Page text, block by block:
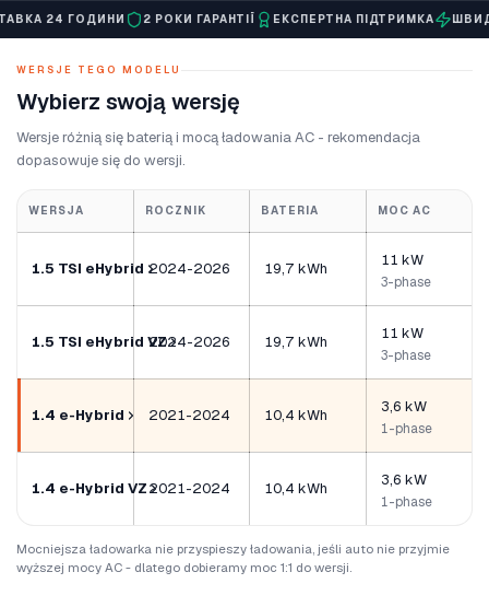
24 ГОДИНИ 2 РОКИ ГАРАНТІЇ ЕКСПЕРТНА ПІДТРИМКА ШВИДКА
WERSJE TEGO MODELU
Wybierz swoją wersję
Wersje różnią się baterią i mocą ładowania AC - rekomendacja
dopasowuje się do wersji.
WERSJA ROCZNIK BATERIA MOC AC
1.5 TSI eHybrid 2024-2026 19,7 kWh 11 kW
3-phase
1.5 TSI eHybrid VZ2024-2026 19,7 kWh 11 kW
3-phase
1.4 e-Hybrid 2021-2024 10,4 kWh 3,6 kW
1-phase
1.4 e-Hybrid VZ2021-2024 10,4 kWh 3,6 kW
1-phase
Mocniejsza ładowarka nie przyspieszy ładowania, jeśli auto nie przyjmie
wyższej mocy AC - dlatego dobieramy moc 1:1 do wersji.